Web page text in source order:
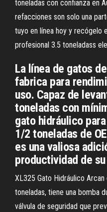
toneladas con confianza en
refacciones son solo una
tuyo en línea hoy y recógelo
profesional 3.5 toneladass
La línea de gatos
fabrica para
uso. Capaz de
toneladas con
gato hidráulico
1/2 toneladas de
es una valiosa
productividad de
XL325 Gato Hidráulico
toneladas, tiene una bomba
válvula de seguridad que